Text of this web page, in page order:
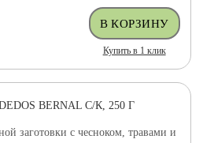
Купить в 1 клик
BERNAL С/К, 250 Г
заготовки с чесноком, травами и